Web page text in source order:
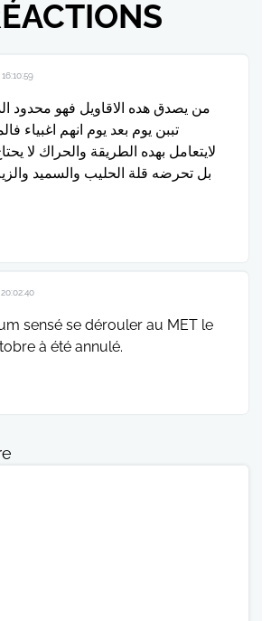
من يصدق هده الاقاويل فهو محدود
تببن يوم بعد يوم انهم اغبياء
لايتعامل بهده الطريقة والحراك لا
بل تحرضه قلة الحليب والسميد
sensé se dérouler au MET le
à été annulé.